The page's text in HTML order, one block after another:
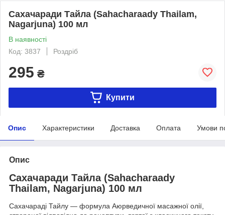
Сахачаради Тайла (Sahacharaady Thailam,
Nagarjuna) 100 мл
В наявності
Код: 3837
Роздріб
295 ₴
Купити
Опис Характеристики Доставка Оплата Умови
Опис
Сахачаради Тайла (Sahacharaady
Thailam, Nagarjuna) 100 мл
Сахачараді Тайлу — формула Аюрведичної масажної олії,